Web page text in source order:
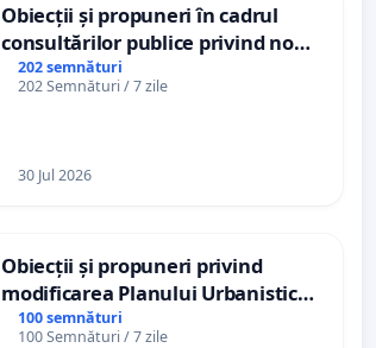
Obiecții și propuneri în cadrul
consultărilor publice privind noul
Plan Urbanistic General (PUG)
Ialoveni
202 semnături
202 Semnături / 7 zile
30 Jul 2026
Obiecții și propuneri privind
modificarea Planului Urbanistic
General al orașului Ialoveni
100 semnături
100 Semnături / 7 zile